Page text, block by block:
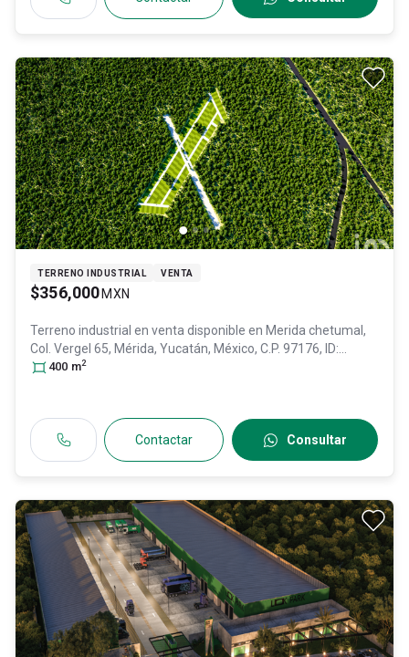
TERRENO INDUSTRIAL VENTA
$356,000 MXN
Terreno industrial en venta disponible en Merida chetumal,
Col. Vergel 65, Mérida, Yucatán, México, C.P. 97176, ID:
28721845
400 m2
Contactar Consultar